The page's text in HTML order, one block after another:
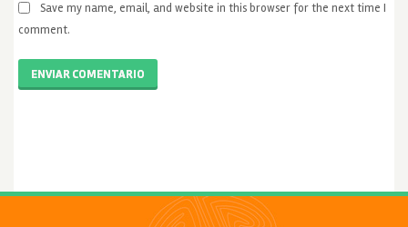
Save my name, email, and website in this browser for the next time I
comment.
ENVIAR COMENTARIO